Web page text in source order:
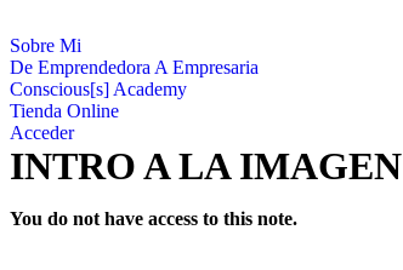
Sobre Mi
De Emprendedora A Empresaria
Conscious[s] Academy
Tienda Online
Acceder
INTRO A LA IMAGEN
You do not have access to this note.